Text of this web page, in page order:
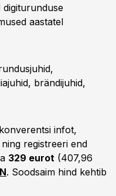
digiturunduse
aastatel
brändijuhid,
konverentsi infot,
ning registreeri end
329 eurot (407,96
. Soodsaim hind kehtib